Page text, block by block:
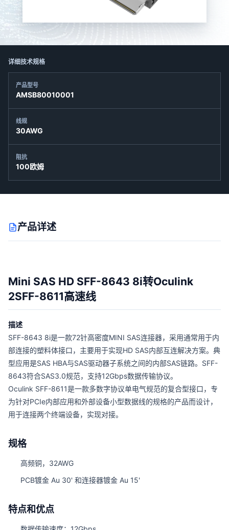
详细技术规格
产品型号
AMSB80010001
线规
30AWG
阻抗
100欧姆
产品详述
Mini SAS HD SFF-8643 8i转Oculink
2SFF-8611高速线
描述
SFF-8643 8i是一款72针高密度MINI SAS连接器，采用通常用于内
部连接的塑料体接口，主要用于实现HD SAS内部互连解决方案。典
型应用是SAS HBA与SAS驱动器子系统之间的内部SAS链路。SFF-
8643符合SAS3.0规范，支持12Gbps数据传输协议。
Oculink SFF-8611是一款多数字协议单电气规范的复合型接口，专
为针对PCIe内部应用和外部设备小型数据线的规格的产品而设计，
用于连接两个终端设备，实现对接。
规格
高频铜，32AWG
PCB镀金 Au 30' 和连接器镀金 Au 15'
特点和优点